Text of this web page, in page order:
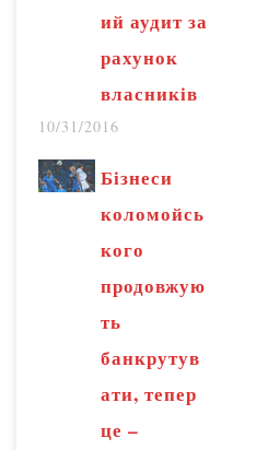
ий аудит за
рахунок
власників
10/31/2016
Бізнеси
коломойсь
кого
продовжую
ть
банкрутув
ати, тепер
це –